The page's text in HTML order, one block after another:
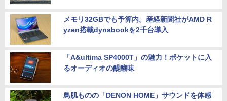
メモリ32GBでも予算内。産経新聞社がAMD R
yzen搭載dynabookを2千台導入
「A&ultima SP4000T」の魅力！ポケットに入
るオーディオの醍醐味
鳥肌ものの「DENON HOME」サウンドを体感